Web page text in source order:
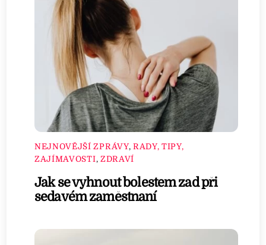
NEJNOVĚJŠÍ ZPRÁVY, RADY, TIPY,
ZAJÍMAVOSTI, ZDRAVÍ
Jak se vyhnout bolestem zad při
sedavém zaměstnaní